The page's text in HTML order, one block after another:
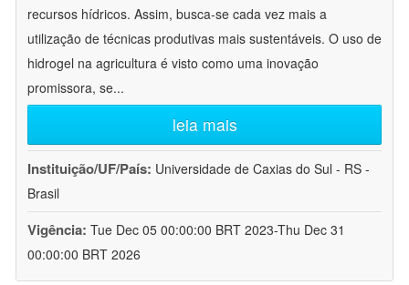
recursos hídricos. Assim, busca-se cada vez mais a
utilização de técnicas produtivas mais sustentáveis. O uso de
hidrogel na agricultura é visto como uma inovação
promissora, se...
leia mais
Instituição/UF/País: Universidade de Caxias do Sul - RS -
Brasil
Vigência: Tue Dec 05 00:00:00 BRT 2023-Thu Dec 31
00:00:00 BRT 2026